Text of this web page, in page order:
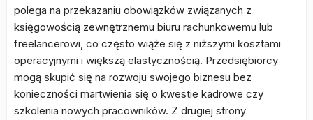
polega na przekazaniu obowiązków związanych z
księgowością zewnętrznemu biuru rachunkowemu lub
freelancerowi, co często wiąże się z niższymi kosztami
operacyjnymi i większą elastycznością. Przedsiębiorcy
mogą skupić się na rozwoju swojego biznesu bez
konieczności martwienia się o kwestie kadrowe czy
szkolenia nowych pracowników. Z drugiej strony